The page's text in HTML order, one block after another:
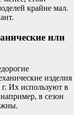
крайне мал.
или
изделия
Их используют в
в сезон